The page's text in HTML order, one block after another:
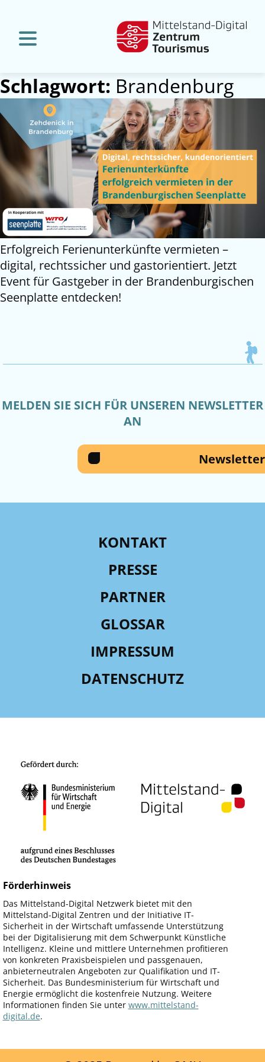
Schlagwort: Brandenburg
Erfolgreich Ferienunterkünfte vermieten –
digital, rechtssicher und gastorientiert. Jetzt
Event für Gastgeber in der Brandenburgischen
Seenplatte entdecken!
MELDEN SIE SICH FÜR UNSEREN NEWSLETTER
AN
Newsletter
KONTAKT
PRESSE
PARTNER
GLOSSAR
IMPRESSUM
DATENSCHUTZ
Förderhinweis
Das Mittelstand-Digital Netzwerk bietet mit den
Mittelstand-Digital Zentren und der Initiative IT-
Sicherheit in der Wirtschaft umfassende Unterstützung
bei der Digitalisierung mit dem Schwerpunkt Künstliche
Intelligenz. Kleine und mittlere Unternehmen profitieren
von konkreten Praxisbeispielen und passgenauen,
anbieterneutralen Angeboten zur Qualifikation und IT-
Sicherheit. Das Bundesministerium für Wirtschaft und
Energie ermöglicht die kostenfreie Nutzung. Weitere
Informationen finden Sie unter www.mittelstand-
digital.de.